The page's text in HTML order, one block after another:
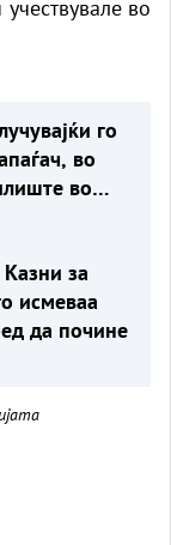
во
го
во
во
за
исмеваа
да почине